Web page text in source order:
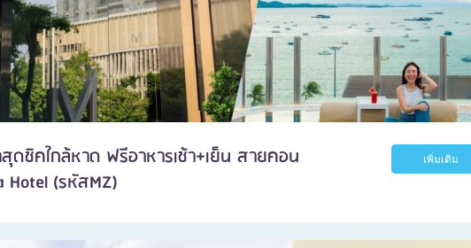
ชิคใกล้หาด ฟรีอาหารเช้า+เย็น สายคอน
(รหัสMZ)
เพิ่มเติม